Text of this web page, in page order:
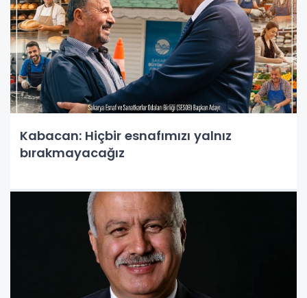
Kabacan: Hiçbir esnafımızı yalnız
bırakmayacağız